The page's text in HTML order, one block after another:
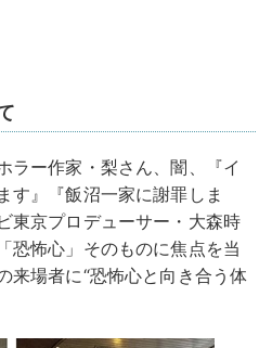
ラー作家・梨さん、闇、『イ
す』『飯沼一家に謝罪しま
東京プロデューサー・大森時
恐怖心」そのものに焦点を当
来場者に“恐怖心と向き合う体